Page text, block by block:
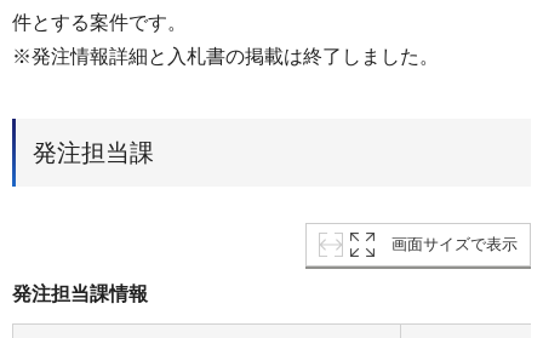
件とする案件です。
※発注情報詳細と入札書の掲載は終了しました。
発注担当課
画面サイズで表示
発注担当課情報